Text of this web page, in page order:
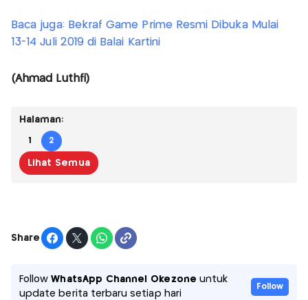
Baca juga: Bekraf Game Prime Resmi Dibuka Mulai
13-14 Juli 2019 di Balai Kartini
(Ahmad Luthfi)
Halaman:
1 2
Lihat Semua
Share
FollowWhatsApp Channel Okezone untuk
update berita terbaru setiap hari
Follow